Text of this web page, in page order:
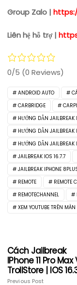
Group Zalo |
Liên hệ hỗ trợ |
0/5 (0 Reviews)
ANDROID AUTO
CARBRIDGE
HƯỚNG DẪN JAILBREAK
HƯỚNG DẪN JAILBREAK
HƯỚNG DẪN JAILBREAK
JAILBREAK IOS 16.7.7
JAILBREAK IPHONE
REMOTE
REMOTE
REMOTECHANNEL
XEM YOUTUBE TRÊN MÀN
Cách Jailbreak
IPhone 11 Pro Max
TrollStore | IOS
Previous Post